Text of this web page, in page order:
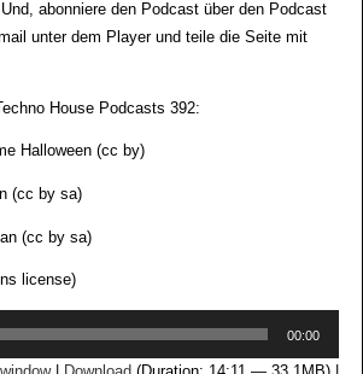
abonniere den Podcast über den Podcast
unter dem Player und teile die Seite mit
House Podcasts 392:
Halloween (cc by)
(cc by sa)
(cc by sa)
license)
00:00